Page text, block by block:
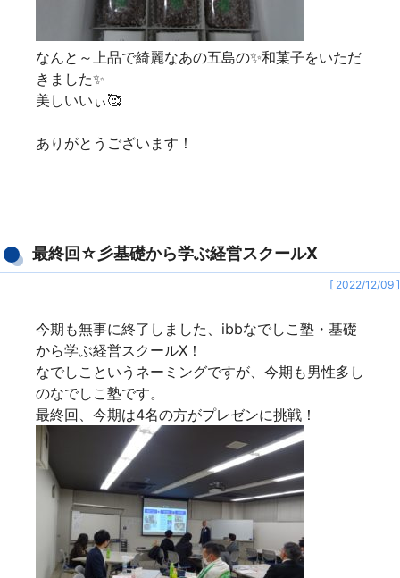
なんと～上品で綺麗なあの五島の✨和菓子をいただ
きました✨
美しいいぃ🥰
ありがとうございます！
最終回☆彡基礎から学ぶ経営スクールⅩ
[ 2022/12/09 ]
今期も無事に終了しました、ibbなでしこ塾・基礎
から学ぶ経営スクールⅩ！
なでしこというネーミングですが、今期も男性多し
のなでしこ塾です。
最終回、今期は4名の方がプレゼンに挑戦！